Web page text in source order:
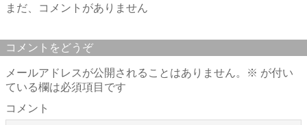
まだ、コメントがありません
コメントをどうぞ
メールアドレスが公開されることはありません。 ※ が付い
ている欄は必須項目です
コメント